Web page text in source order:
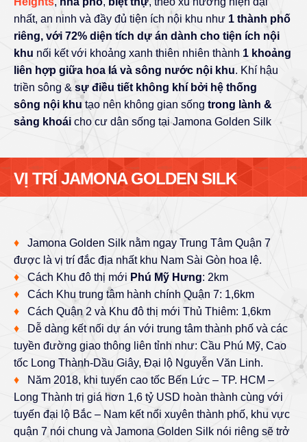
nhất, an ninh và đầy đủ tiện ích nội khu như 1 thành phố
riêng, với 72% diện tích dự án dành cho tiện ích nội
khu nối kết với khoảng xanh thiên nhiên thành 1 khoảng
liên hợp giữa hoa lá và sông nước nội khu. Khí hậu
triền sông & sự điều tiết không khí bởi hệ thống
sông nội khu tạo nên không gian sống trong lành &
sảng khoái cho cư dân sống tại Jamona Golden Silk
VỊ TRÍ JAMONA GOLDEN SILK
♦ Jamona Golden Silk nằm ngay Trung Tâm Quận 7
được là vị trí đắc địa nhất khu Nam Sài Gòn hoa lệ.
♦ Cách Khu đô thị mới Phú Mỹ Hưng: 2km
♦ Cách Khu trung tâm hành chính Quận 7: 1,6km
♦ Cách Quận 2 và Khu đô thị mới Thủ Thiêm: 1,6km
♦ Dễ dàng kết nối dự án với trung tâm thành phố và các
tuyền đường giao thông liên tỉnh như: Cầu Phú Mỹ, Cao
tốc Long Thành-Dầu Giây, Đại lộ Nguyễn Văn Linh.
♦ Năm 2018, khi tuyến cao tốc Bến Lức – TP. HCM –
Long Thành trị giá hơn 1,6 tỷ USD hoàn thành cùng với
tuyến đại lộ Bắc – Nam kết nối xuyên thành phố, khu vực
quận 7 nói chung và Jamona Golden Silk nói riêng sẽ trở